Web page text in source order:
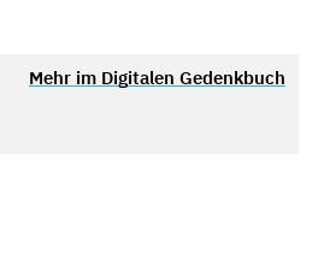
Mehr im Digitalen Gedenkbuch